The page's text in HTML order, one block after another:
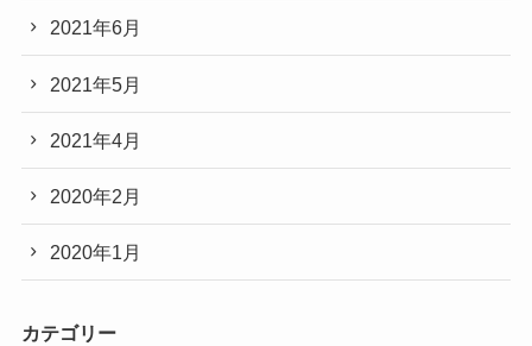
2021年6月
2021年5月
2021年4月
2020年2月
2020年1月
カテゴリー